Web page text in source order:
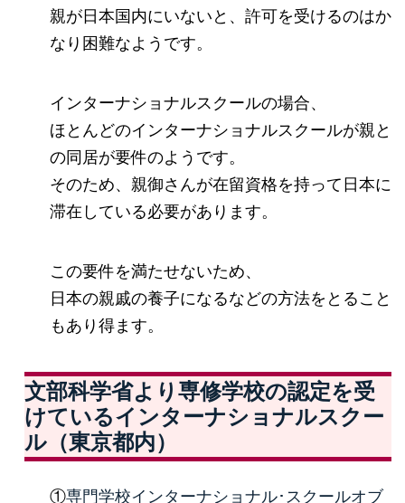
親が日本国内にいないと、許可を受けるのはか
なり困難なようです。
インターナショナルスクールの場合、
ほとんどのインターナショナルスクールが親と
の同居が要件のようです。
そのため、親御さんが在留資格を持って日本に
滞在している必要があります。
この要件を満たせないため、
日本の親戚の養子になるなどの方法をとること
もあり得ます。
文部科学省より専修学校の認定を受
けているインターナショナルスクー
ル（東京都内）
①専門学校インターナショナル･スクールオブ